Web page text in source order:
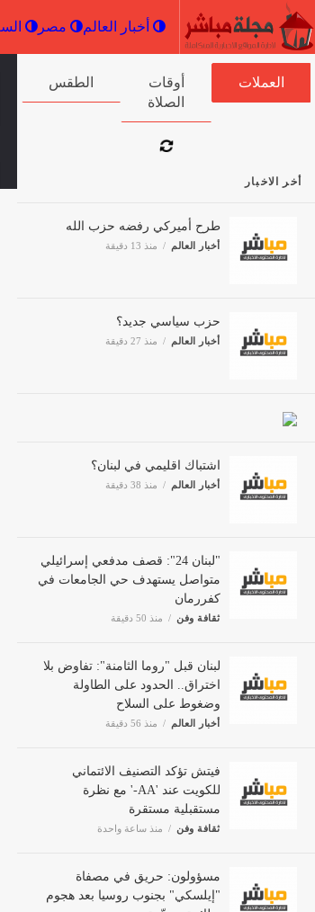
أخبار العالم مصر
العملات أوقات الصلاة الطقس
أخر الاخبار
طرح أميركي رفضه حزب الله
أخبار العالم منذ 13 دقيقة
أخبار العالم منذ 27 دقيقة
أخبار العالم منذ 38 دقيقة
متواصل يستهدف حي الجامعات في
كفررمان
ثقافة وفن
اختراق.. الحدود على الطاولة
وضغوط على السلاح
أخبار العالم منذ 56 دقيقة
للكويت عند 'AA-' مع نظرة
مستقبلية مستقرة
ثقافة وفن منذ ساعة واحدة
"إيلسكي" بجنوب روسيا بعد هجوم
بطائرة مسيّرة